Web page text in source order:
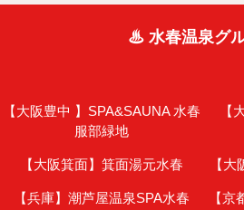
♨ 水春温泉グ
【大阪豊中 】 SPA&SAUNA 水春
服部緑地
【
【大阪箕面】 箕面湯元水春 【大
【兵庫】 潮芦屋温泉SPA水春 【京